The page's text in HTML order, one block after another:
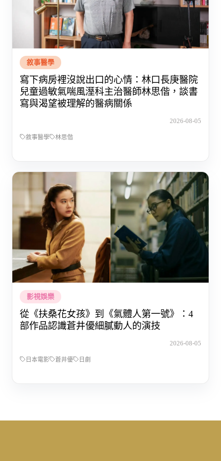
敘事醫學
寫下病房裡沒說出口的心情：林口長庚醫院
兒童過敏氣喘風溼科主治醫師林思偕，談書
寫與渴望被理解的醫病關係
2026-08-05
敘事醫學 林思偕
影視娛樂
從《扶桑花女孩》到《氣體人第一號》：4
部作品認識蒼井優細膩動人的演技
2026-08-05
日本電影 蒼井優 日劇